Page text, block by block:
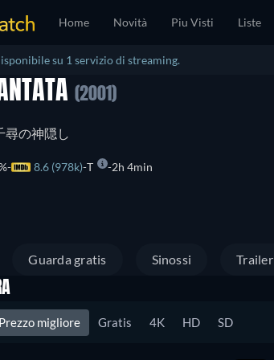
Home Novità Piu Visti Liste
su 1 servizio di streaming.
(2001)
尋の神隠し
8.6 (978k) T 2h 4min
Guarda gratis Sinossi Trailer
Prezzo migliore Gratis 4K HD SD